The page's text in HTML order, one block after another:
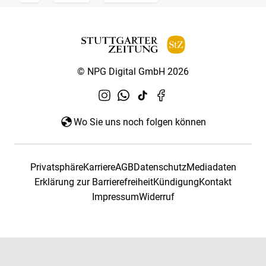
© NPG Digital GmbH 2026
Wo Sie uns noch folgen können
PrivatsphäreKarriereAGBDatenschutzMediadaten
Erklärung zur BarrierefreiheitKündigungKontakt
ImpressumWiderruf